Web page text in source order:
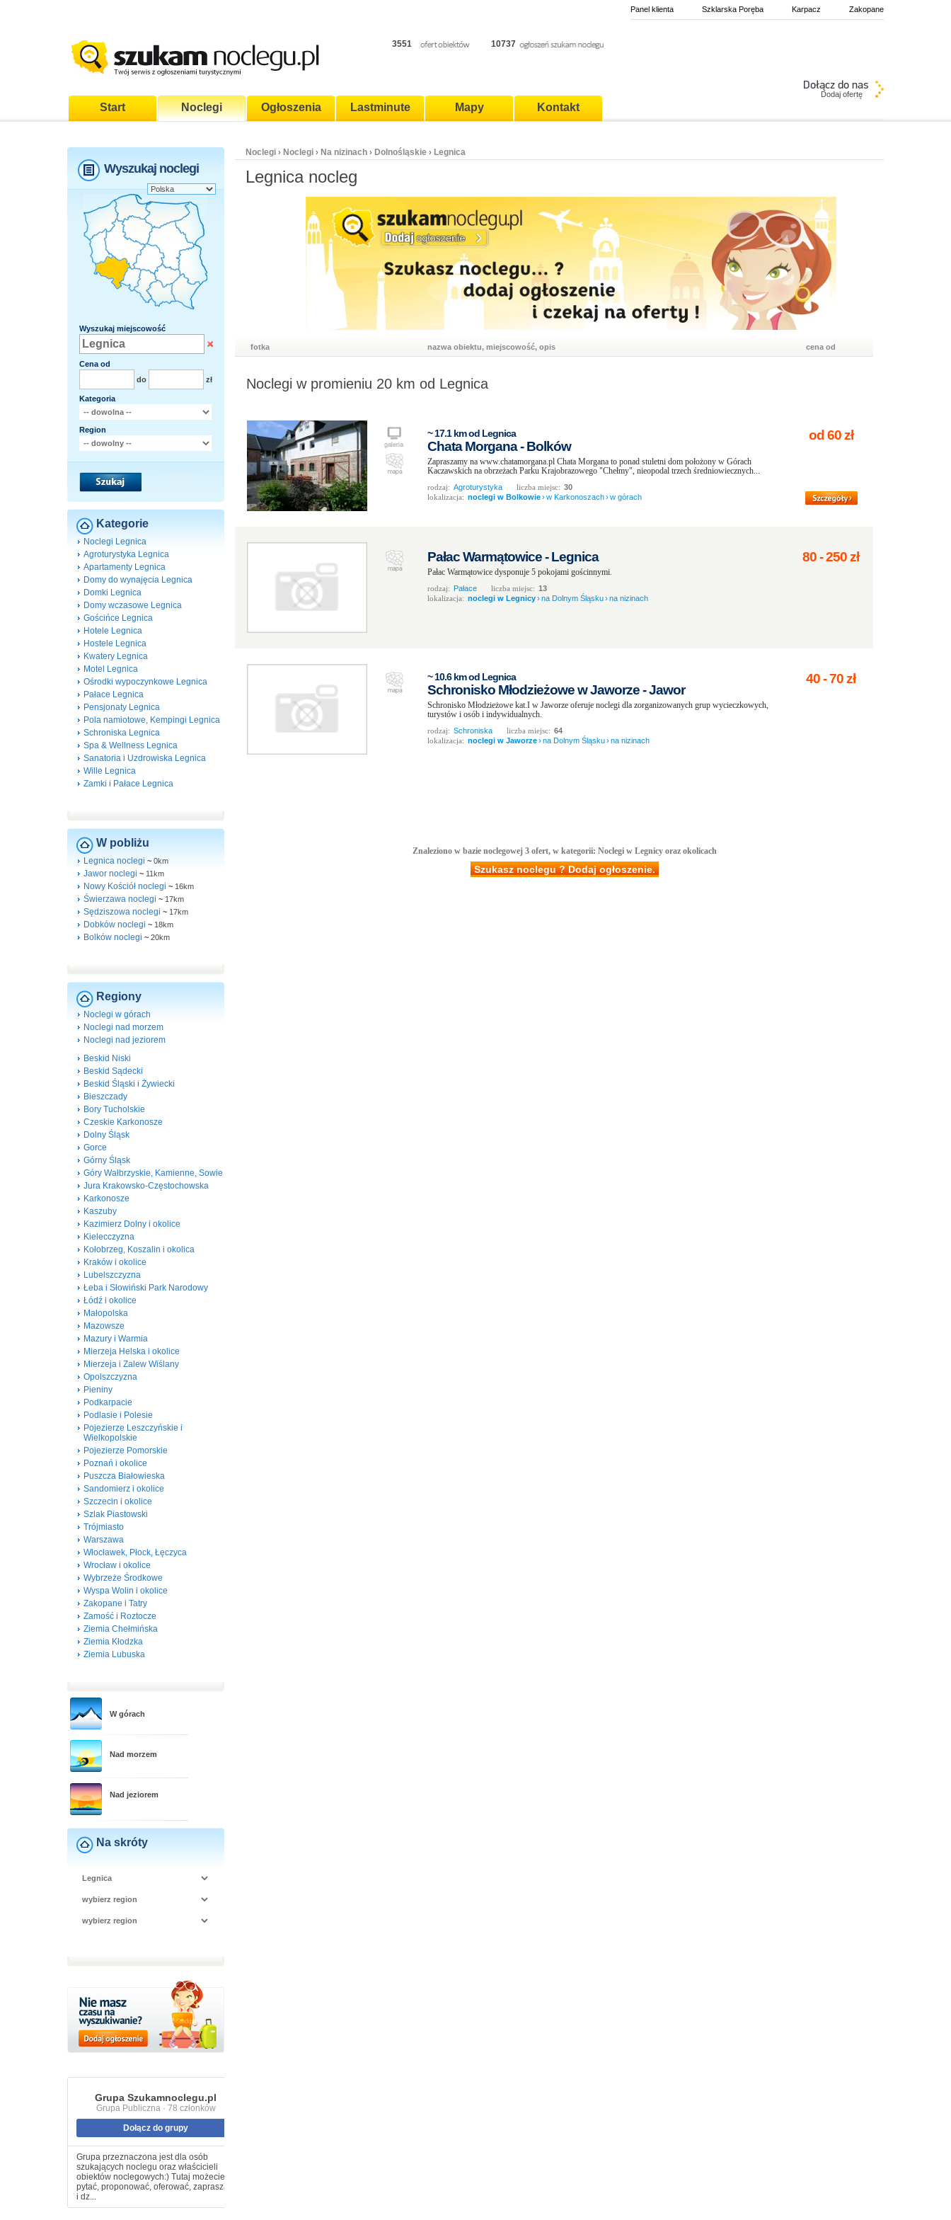
Panel klienta Szklarska Poręba Karpacz Zakopane
3551 10737
Start Noclegi Ogłoszenia Lastminute Mapy Kontakt
Dodaj ofertę
Wyszukaj noclegi
Wyszukaj miejscowość
Cena od
do
zł
Kategoria
Region
Kategorie
Noclegi Legnica
Agroturystyka Legnica
Apartamenty Legnica
Domy do wynajęcia Legnica
Domki Legnica
Domy wczasowe Legnica
Gościńce Legnica
Hotele Legnica
Hostele Legnica
Kwatery Legnica
Motel Legnica
Ośrodki wypoczynkowe Legnica
Pałace Legnica
Pensjonaty Legnica
Pola namiotowe, Kempingi Legnica
Schroniska Legnica
Spa & Wellness Legnica
Sanatoria i Uzdrowiska Legnica
Wille Legnica
Zamki i Pałace Legnica
W pobliżu
Legnica noclegi ~ 0km
Jawor noclegi ~ 11km
Nowy Kościół noclegi ~ 16km
Świerzawa noclegi ~ 17km
Sędziszowa noclegi ~ 17km
Dobków noclegi ~ 18km
Bolków noclegi ~ 20km
Regiony
Noclegi w górach
Noclegi nad morzem
Noclegi nad jeziorem
Beskid Niski
Beskid Sądecki
Beskid Śląski i Żywiecki
Bieszczady
Bory Tucholskie
Czeskie Karkonosze
Dolny Śląsk
Gorce
Górny Śląsk
Góry Wałbrzyskie, Kamienne, Sowie
Jura Krakowsko-Częstochowska
Karkonosze
Kaszuby
Kazimierz Dolny i okolice
Kielecczyzna
Kołobrzeg, Koszalin i okolica
Kraków i okolice
Lubelszczyzna
Łeba i Słowiński Park Narodowy
Łódź i okolice
Małopolska
Mazowsze
Mazury i Warmia
Mierzeja Helska i okolice
Mierzeja i Zalew Wiślany
Opolszczyzna
Pieniny
Podkarpacie
Podlasie i Polesie
Pojezierze Leszczyńskie i
Wielkopolskie
Pojezierze Pomorskie
Poznań i okolice
Puszcza Białowieska
Sandomierz i okolice
Szczecin i okolice
Szlak Piastowski
Trójmiasto
Warszawa
Włocławek, Płock, Łęczyca
Wrocław i okolice
Wybrzeże Środkowe
Wyspa Wolin i okolice
Zakopane i Tatry
Zamość i Roztocze
Ziemia Chełmińska
Ziemia Kłodzka
Ziemia Lubuska
W górach
Nad morzem
Nad jeziorem
Na skróty
Grupa Szukamnoclegu.pl
Grupa Publiczna · 78 członków
Dołącz do grupy
Grupa przeznaczona jest dla osób
szukających noclegu oraz właścicieli
obiektów noclegowych:) Tutaj możecie
pytać, proponować, oferować, zapraszać
i dz...
Noclegi › Noclegi › Na nizinach › Dolnośląskie › Legnica
Legnica nocleg
fotka nazwa obiektu, miejscowość, opis cena od
Noclegi w promieniu 20 km od Legnica
~ 17.1 km od Legnica
Chata Morgana - Bolków
Zapraszamy na www.chatamorgana.pl Chata Morgana to ponad stuletni dom położony w Górach
Kaczawskich na obrzeżach Parku Krajobrazowego "Chełmy", nieopodal trzech średniowiecznych...
rodzaj: Agroturystyka liczba miejsc: 30
lokalizacja: noclegi w Bolkowie›w Karkonoszach›w górach
od 60zł
Pałac Warmątowice - Legnica
Pałac Warmątowice dysponuje 5 pokojami gościnnymi.
rodzaj: Pałace liczba miejsc: 13
lokalizacja: noclegi w Legnicy›na Dolnym Śląsku›na nizinach
80-250zł
~ 10.6 km od Legnica
Schronisko Młodzieżowe w Jaworze - Jawor
Schronisko Młodzieżowe kat.I w Jaworze oferuje noclegi dla zorganizowanych grup wycieczkowych,
turystów i osób i indywidualnych.
rodzaj: Schroniska liczba miejsc: 64
lokalizacja: noclegi w Jaworze›na Dolnym Śląsku›na nizinach
40-70zł
Znaleziono w bazie noclegowej 3 ofert, w kategorii: Noclegi w Legnicy oraz okolicach
Szukasz noclegu ? Dodaj ogłoszenie.